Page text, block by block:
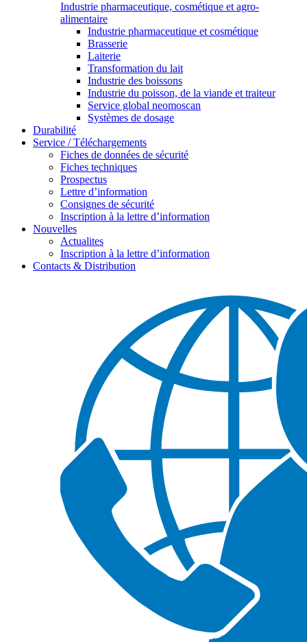
Industrie pharmaceutique, cosmétique et agro-
alimentaire
Industrie pharmaceutique et cosmétique
Brasserie
Laiterie
Transformation du lait
Industrie des boissons
Industrie du poisson, de la viande et traiteur
Service global neomoscan
Systèmes de dosage
Durabilité
Service / Téléchargements
Fiches de données de sécurité
Fiches techniques
Prospectus
Lettre d’information
Consignes de sécurité
Inscription à la lettre d’information
Nouvelles
Actualites
Inscription à la lettre d’information
Contacts & Distribution